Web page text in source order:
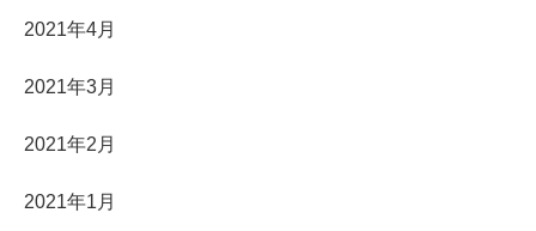
2021年4月
2021年3月
2021年2月
2021年1月